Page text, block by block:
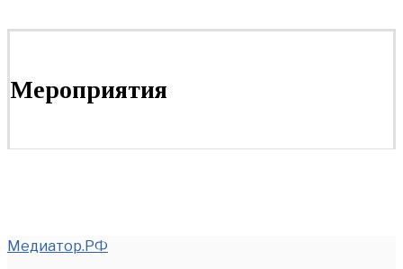
Мероприятия
Медиатор.РФ